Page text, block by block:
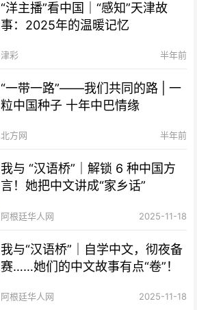
“洋主播”看中国｜“感知”天津故
事：2025年的温暖记忆
津彩 半年前
“一带一路”——我们共同的路 | 一
粒中国种子 十年中巴情缘
北方网 半年前
我与 “汉语桥”｜解锁 6 种中国方
言！她把中文讲成“家乡话”
阿根廷华人网 2025-11-18
我与“汉语桥”｜自学中文，彻夜备
赛……她们的中文故事有点“卷”！
阿根廷华人网 2025-11-18